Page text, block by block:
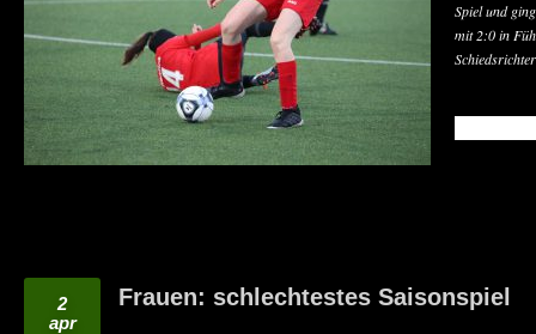
Spiel und
mit 2:0 in
2
apr
Frauen: schlechtestes Saisonspiel